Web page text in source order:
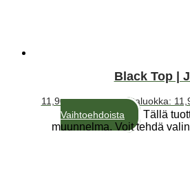
Black Top |
11,90€ – 17,90€Hintaluokka:
Vaihtoehdoista
Tällä
muunnelma. Voit tehdä